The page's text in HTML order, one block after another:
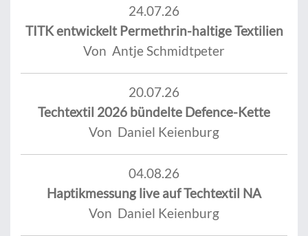
24.07.26
TITK entwickelt Permethrin-haltige Textilien
Von Antje Schmidtpeter
20.07.26
Techtextil 2026 bündelte Defence-Kette
Von Daniel Keienburg
04.08.26
Haptikmessung live auf Techtextil NA
Von Daniel Keienburg